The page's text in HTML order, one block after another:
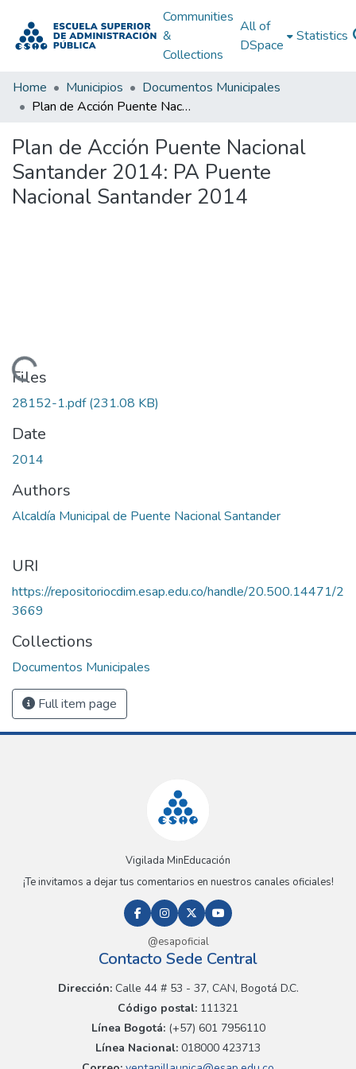
Communities
&
Collections
All of
DSpace
Statistics
Home Municipios
Documentos Municipales
Plan de Acción Puente Nacional Santander 2014: PA Puente Nacional Santander 2014
Plan de Acción Puente Nacional
Santander 2014: PA Puente
Nacional Santander 2014
Loading...
Files
28152-1.pdf(231.08 KB)
Date
2014
Authors
Alcaldía Municipal de Puente Nacional Santander
URI
https://repositoriocdim.esap.edu.co/handle/20.500.14471/2
3669
Collections
Documentos Municipales
Full item page
Vigilada MinEducación
¡Te invitamos a dejar tus comentarios en nuestros canales oficiales!
@esapoficial
Contacto Sede Central
Dirección:Calle 44 # 53 - 37, CAN, Bogotá D.C.
Código postal: 111321
Línea Bogotá:(+57) 601 7956110
Línea Nacional: 018000 423713